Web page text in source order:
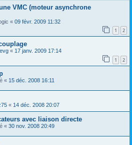
VMC (moteur asynchrone
« 09 févr. 2009 11:32
1 2
« 17 janv. 2009 17:14
1 2
« 15 déc. 2008 16:11
« 14 déc. 2008 20:07
avec liaison directe
« 30 nov. 2008 20:49